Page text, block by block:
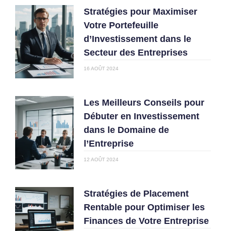
Stratégies pour Maximiser
Votre Portefeuille
d’Investissement dans le
Secteur des Entreprises
16 AOÛT 2024
Les Meilleurs Conseils pour
Débuter en Investissement
dans le Domaine de
l’Entreprise
12 AOÛT 2024
Stratégies de Placement
Rentable pour Optimiser les
Finances de Votre Entreprise